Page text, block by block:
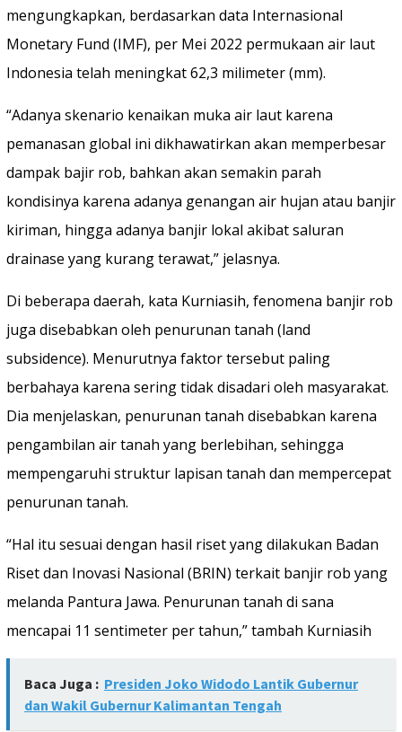
mengungkapkan, berdasarkan data Internasional
Monetary Fund (IMF), per Mei 2022 permukaan air laut
Indonesia telah meningkat 62,3 milimeter (mm).
“Adanya skenario kenaikan muka air laut karena
pemanasan global ini dikhawatirkan akan memperbesar
dampak bajir rob, bahkan akan semakin parah
kondisinya karena adanya genangan air hujan atau banjir
kiriman, hingga adanya banjir lokal akibat saluran
drainase yang kurang terawat,” jelasnya.
Di beberapa daerah, kata Kurniasih, fenomena banjir rob
juga disebabkan oleh penurunan tanah (land
subsidence). Menurutnya faktor tersebut paling
berbahaya karena sering tidak disadari oleh masyarakat.
Dia menjelaskan, penurunan tanah disebabkan karena
pengambilan air tanah yang berlebihan, sehingga
mempengaruhi struktur lapisan tanah dan mempercepat
penurunan tanah.
“Hal itu sesuai dengan hasil riset yang dilakukan Badan
Riset dan Inovasi Nasional (BRIN) terkait banjir rob yang
melanda Pantura Jawa. Penurunan tanah di sana
mencapai 11 sentimeter per tahun,” tambah Kurniasih
Baca Juga : Presiden Joko Widodo Lantik Gubernur
dan Wakil Gubernur Kalimantan Tengah